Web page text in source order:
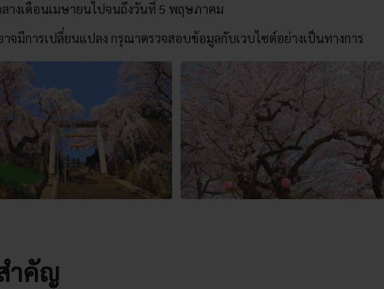
างเดือนเมษายนไปจนถึงวันที่ 5 พฤษภาคม
จมีการเปลี่ยนแปลง กรุณาตรวจสอบข้อมูลกับเวบไซต์อย่างเป็นทางการ
ำคัญ